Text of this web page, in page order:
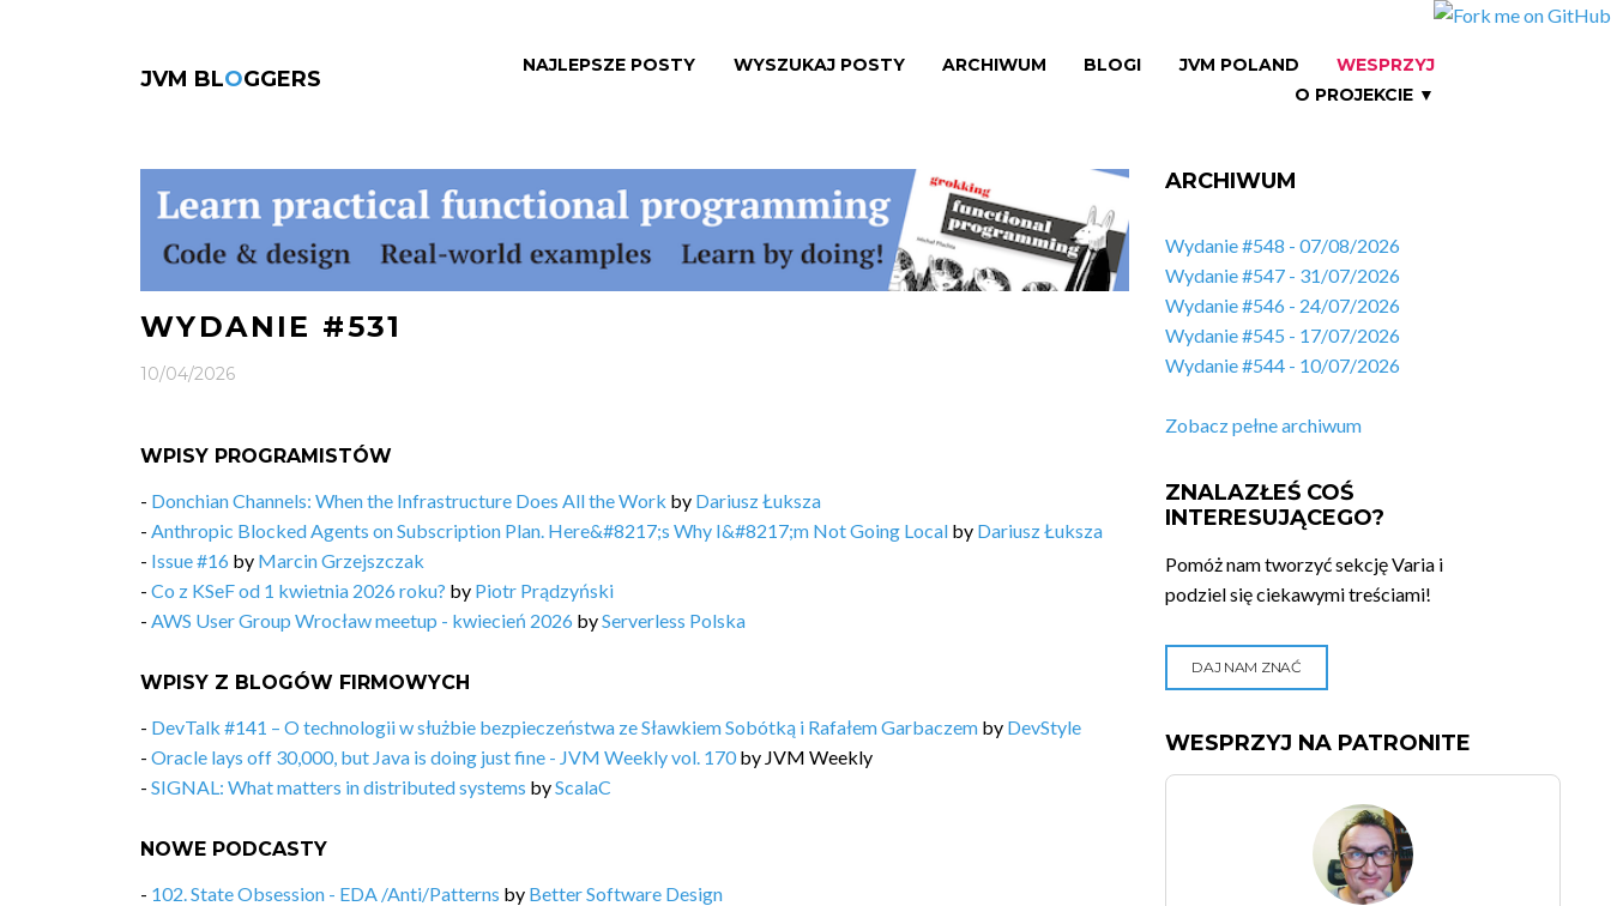
JVM BLOGGERS
NAJLEPSZE POSTY WYSZUKAJ POSTY ARCHIWUM BLOGI JVM POLAND
WESPRZYJ
O PROJEKCIE ▼
WYDANIE #531
10/04/2026
WPISY PROGRAMISTÓW
- Donchian Channels: When the Infrastructure Does All the Work by Dariusz Łuksza
- Anthropic Blocked Agents on Subscription Plan. Here&#8217;s Why I&#8217;m Not Going Local by Dariusz Łuksza
- Issue #16 by Marcin Grzejszczak
- Co z KSeF od 1 kwietnia 2026 roku? by Piotr Prądzyński
- AWS User Group Wrocław meetup - kwiecień 2026 byServerless Polska
WPISY Z BLOGÓW FIRMOWYCH
- DevTalk #141 – O technologii w służbie bezpieczeństwa ze Sławkiem Sobótką i Rafałem Garbaczem by DevStyle
- Oracle lays off 30,000, but Java is doing just fine - JVM Weekly vol. 170by JVM Weekly
- SIGNAL: What matters in distributed systems byScalaC
NOWE PODCASTY
- 102. State Obsession - EDA /Anti/Patterns by Better Software Design
ARCHIWUM
Wydanie #548 - 07/08/2026
Wydanie #547 - 31/07/2026
Wydanie #546 - 24/07/2026
Wydanie #545 - 17/07/2026
Wydanie #544 - 10/07/2026
Zobacz pełne archiwum
ZNALAZŁEŚ COŚ
INTERESUJĄCEGO?
Pomóż nam tworzyć sekcję Varia i
podziel się ciekawymi treściami!
DAJ NAM ZNAĆ
WESPRZYJ NA PATRONITE